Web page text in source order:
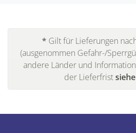
* Gilt für Lieferungen
(ausgenommen Gefahr-/
andere Länder und
der Lieferfrist